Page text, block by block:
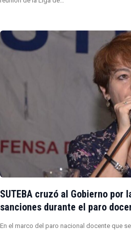
SUTEBA cruzó al Gobierno por
sanciones durante el paro
En el marco del paro nacional docente que